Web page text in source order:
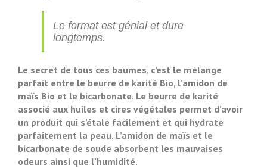
Le format est génial et dure
longtemps.
Le secret de tous ces baumes, c’est le mélange
parfait entre le beurre de karité Bio, l’amidon de
maïs Bio et le bicarbonate. Le beurre de karité
associé aux huiles et cires végétales permet d’avoir
un produit qui s’étale facilement et qui hydrate
parfaitement la peau. L’amidon de maïs et le
bicarbonate de soude absorbent les mauvaises
odeurs ainsi que l’humidité.